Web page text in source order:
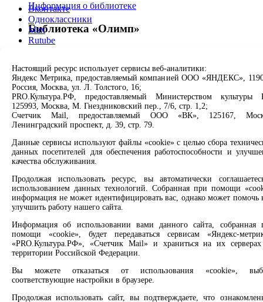
Информация о библиотеке
Библиотека «Олимп»
Информация о библиотеке
Индустриальный парк «Литера»
Свободно - 1, всего - 1
Центр семейного чтения имени
Свободно - 1, всего - 1
Библиотека истории города имени Андрея
Ивановича Текутьева
Свободно - 1, всего - 1
Информация о библиотеке
Вконтакте
Одноклассники
Max
Rutube
Заметили опечатку? Выделите текст с ошибкой и нажмите
клавиши Ctrl+Enter или ссылку ниже
Сообщить об ошибке
2008 –2026© Централизованная городская библиотечная
система, 6+
Настоящий ресурс использует сервисы веб-аналитики:
Яндекс Метрика, предоставляемый компанией ООО «ЯНДЕКС»,
Россия, Москва, ул. Л. Толстого, 16;
PRO.Культура.РФ, предоставляемый Министерством культуры
125993, Москва, М. Гнездниковский пер., 7/6, стр. 1,2;
Счетчик Mail, предоставляемый ООО «ВК», 125167,
Ленинградский проспект, д. 39, стр. 79.
Данные сервисы используют файлы «cookie» с целью сбора
данных посетителей для обеспечения работоспособности и
качества обслуживания.
Продолжая использовать ресурс, вы автоматически
использованием данных технологий. Собранная при помощи
информация не может идентифицировать вас, однако может помочь
улучшить работу нашего сайта.
Информация об использовании вами данного сайта, собранная
помощи «cookie», будет передаваться сервисам «Яндекс-
«PRO.Культура.РФ», «Счетчик Mail» и храниться на их
территории Российской Федерации.
Вы можете отказаться от использования «cookie»,
соответствующие настройки в браузере.
Продолжая использовать сайт, вы подтверждаете, что